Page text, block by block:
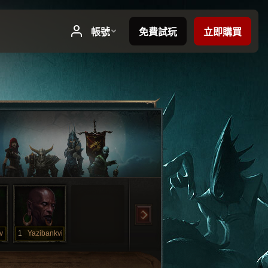
1 Yazibankvi